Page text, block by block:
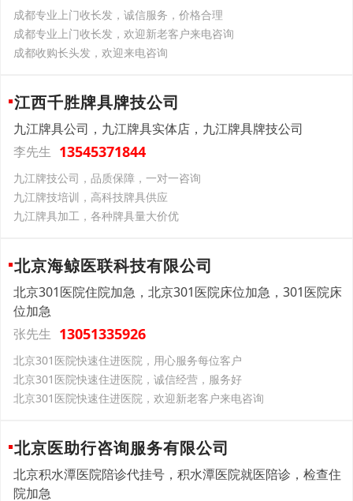
成都专业上门收长发，诚信服务，价格合理
成都专业上门收长发，欢迎新老客户来电咨询
成都收购长头发，欢迎来电咨询
江西千胜牌具牌技公司
九江牌具公司，九江牌具实体店，九江牌具牌技公司
李先生 13545371844
九江牌技公司，品质保障，一对一咨询
九江牌技培训，高科技牌具供应
九江牌具加工，各种牌具量大价优
北京海鲸医联科技有限公司
北京301医院住院加急，北京301医院床位加急，301医院床
位加急
张先生 13051335926
北京301医院快速住进医院，用心服务每位客户
北京301医院快速住进医院，诚信经营，服务好
北京301医院快速住进医院，欢迎新老客户来电咨询
北京医助行咨询服务有限公司
北京积水潭医院陪诊代挂号，积水潭医院就医陪诊，检查住
院加急